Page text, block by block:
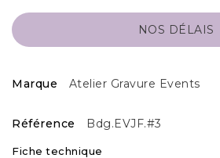
NOS DÉLAIS
Marque Atelier Gravure Events
Référence Bdg.EVJF.#3
Fiche technique